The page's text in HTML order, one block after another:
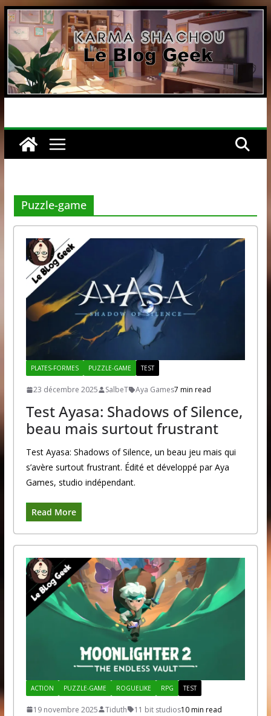
Passer
au
contenu
Puzzle-game
PLATES-FORMES PUZZLE-GAME TEST
23 décembre 2025 SalbeT Aya Games7 min read
Test Ayasa: Shadows of Silence,
beau mais surtout frustrant
Test Ayasa: Shadows of Silence, un beau jeu mais qui
s’avère surtout frustrant. Édité et développé par Aya
Games, studio indépendant.
Read More
ACTION PUZZLE-GAME ROGUELIKE RPG TEST
19 novembre 2025 Tiduth 11 bit studios10 min read